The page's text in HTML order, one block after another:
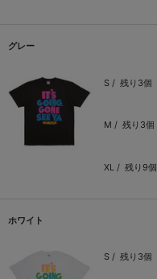
グレー
S / 残り3個
M / 残り3個
XL / 残り9個
ホワイト
S / 残り3個